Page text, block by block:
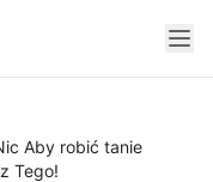
Aby robić tanie
Tego!